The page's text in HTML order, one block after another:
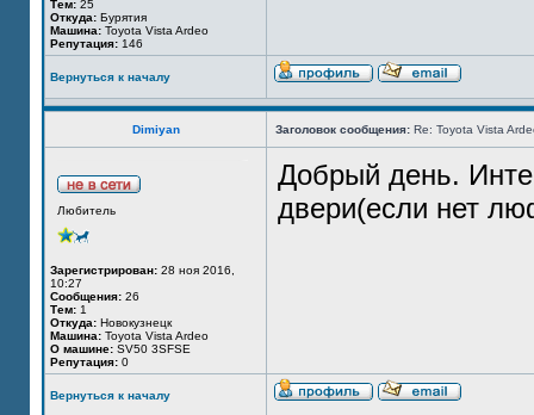
Тем: 25
Откуда: Бурятия
Машина: Toyota Vista Ardeo
Репутация: 146
Вернуться к началу
Dimiyan Заголовок сообщения: Re: Toyota Vista
Любитель
Зарегистрирован: 28 ноя 2016,
10:27
Сообщения: 26
Тем: 1
Откуда: Новокузнецк
Машина: Toyota Vista Ardeo
О машине: SV50 3SFSE
Репутация: 0
Добрый день.
двери(если нет
Вернуться к началу